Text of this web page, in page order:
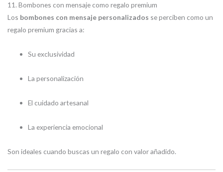
11. Bombones con mensaje como regalo premium
Los bombones con mensaje personalizados se perciben como un
regalo premium gracias a:
Su exclusividad
La personalización
El cuidado artesanal
La experiencia emocional
Son ideales cuando buscas un regalo con valor añadido.